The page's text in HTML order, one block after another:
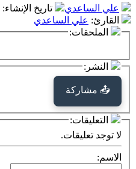
علي الساعدي تاريخ الإنشاء:
القارئ: علي الساعدي
الملحقات:
النشر:
📤 مشاركة
التعليقات:
لا توجد تعليقات.
الاسم: